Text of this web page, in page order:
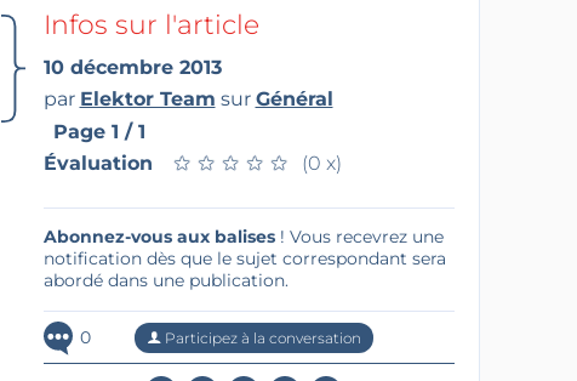
RechercherInfos sur l'article
10 décembre 2013
par Elektor Team sur Général
Page 1 / 1
Évaluation
★ ★ ★ ★ ★
★ ★ ★ ★ ★ (0 x)
Abonnez-vous aux balises! Vous recevrez une
notification dès que le sujet correspondant sera
abordé dans une publication.
0 Participez à la conversation